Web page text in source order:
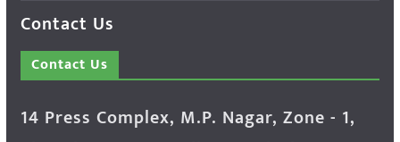
Contact Us
Contact Us
14 Press Complex, M.P. Nagar, Zone - 1,